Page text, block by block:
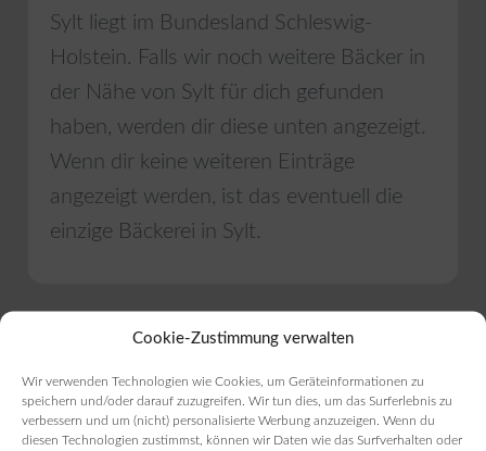
Cookie-Zustimmung verwalten
Wir verwenden Technologien wie Cookies, um Geräteinformationen zu
speichern und/oder darauf zuzugreifen. Wir tun dies, um das Surferlebnis zu
verbessern und um (nicht) personalisierte Werbung anzuzeigen. Wenn du
diesen Technologien zustimmst, können wir Daten wie das Surfverhalten oder
Sylt liegt im Bundesland Schleswig-
Holstein . Falls wir noch weitere Bäcker in
der Nähe von Sylt für dich gefunden
haben, werden dir diese unten angezeigt.
Wenn dir keine weiteren Einträge
angezeigt werden, ist das eventuell die
einzige Bäckerei in Sylt.
Deine E-Mail-Adresse wird nicht
veröffentlicht.